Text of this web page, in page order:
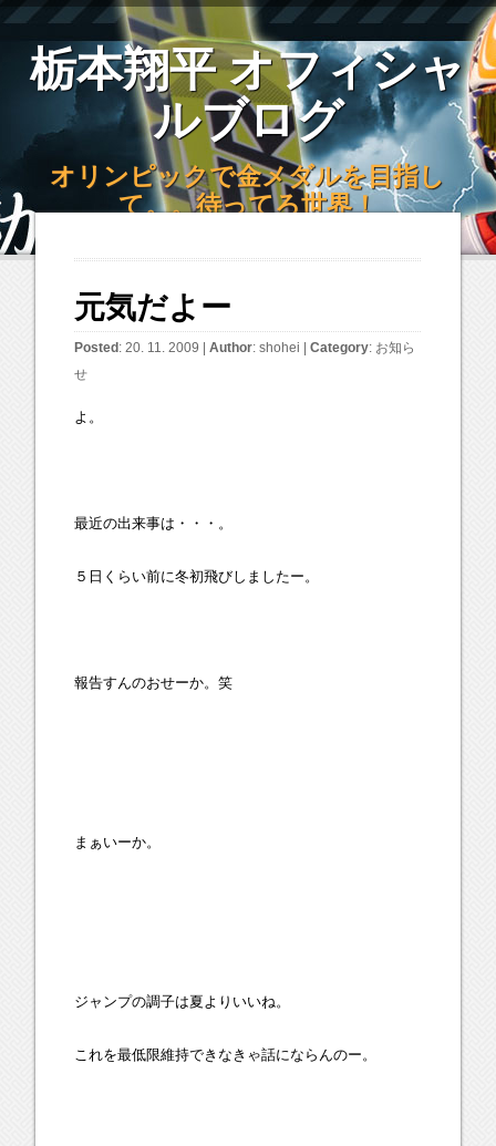
栃本翔平 オフィシャ
ルブログ
オリンピックで金メダルを目指し
て。。待ってろ世界！
元気だよー
Posted : 20. 11. 2009 |Author:shohei |Category: お知ら
せ
よ。
最近の出来事は・・・。
５日くらい前に冬初飛びしましたー。
報告すんのおせーか。笑
まぁいーか。
ジャンプの調子は夏よりいいね。
これを最低限維持できなきゃ話にならんのー。